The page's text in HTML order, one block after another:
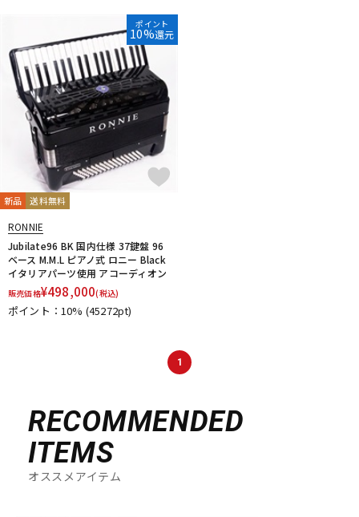
ドラム
キーボード
管楽器
アンプ
DJ機器
配信/ライブ機器 楽器アクセサリ
中古
ポイント
10%還元
新品 送料無料
RONNIE
Jubilate96 BK 国内仕様 37鍵盤 96
ベース M.M.L ピアノ式 ロニー Black
イタリアパーツ使用 アコーディオン
販売価格¥498,000(税込)
ポイント：10% (45272pt)
1
RECOMMENDED
ITEMS
オススメアイテム